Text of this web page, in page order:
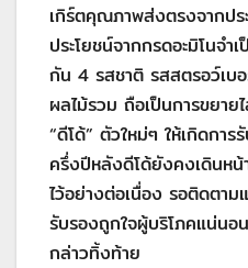
เกิร์ตคุณภาพส่งตรงจากปร
ประโยชน์จากกรดอะมิโนจ
กัน 4 รสชาติ รสสตรอว์เบ
ผลไม้รวม ถือเป็นการขยา
“ดีโด้” ตัวใหม่ๆ ให้เกิดกา
ครึ่งปีหลังดีโด้ยังคงเดินห
ไว้อย่างต่อเนื่อง รอติดตาม
รับรองถูกใจผู้บริโภคแน่น
กล่าวทิ้งท้าย